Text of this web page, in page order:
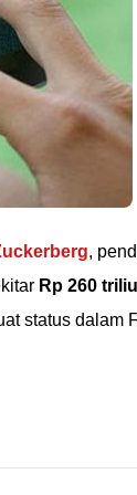
,
Rp 260
status dalam